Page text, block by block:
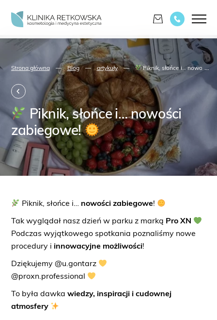
Strona główna — Blog — artykuły — Piknik, słońce i… nowości
...
Piknik, słońce i… nowości
zabiegowe!
Piknik, słońce i… nowości zabiegowe!
Tak wyglądał nasz dzień w parku z marką Pro XN
Podczas wyjątkowego spotkania poznaliśmy nowe
procedury i innowacyjne możliwości!
Dziękujemy @u.gontarz
@proxn.professional
To była dawka wiedzy, inspiracji i cudownej
atmosfery